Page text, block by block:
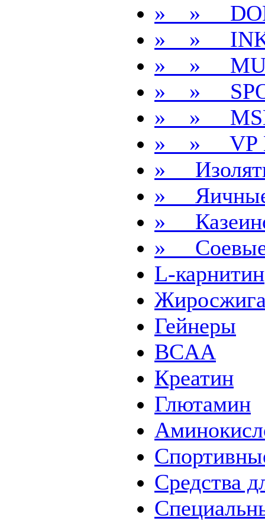
» »
» »
» »
» »
» »
» » VP
»
»
»
»
L-карнитин
Гейнеры
BCAA
Креатин
Глютамин
Средства